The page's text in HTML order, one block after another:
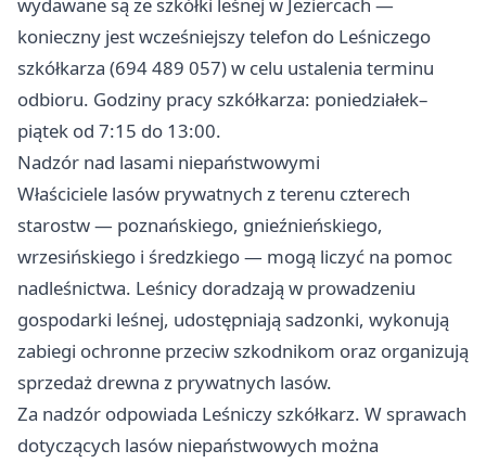
wydawane są ze szkółki leśnej w Jeziercach —
konieczny jest wcześniejszy telefon do Leśniczego
szkółkarza (694 489 057) w celu ustalenia terminu
odbioru. Godziny pracy szkółkarza: poniedziałek–
piątek od 7:15 do 13:00.
Nadzór nad lasami niepaństwowymi
Właściciele lasów prywatnych z terenu czterech
starostw — poznańskiego, gnieźnieńskiego,
wrzesińskiego i średzkiego — mogą liczyć na pomoc
nadleśnictwa. Leśnicy doradzają w prowadzeniu
gospodarki leśnej, udostępniają sadzonki, wykonują
zabiegi ochronne przeciw szkodnikom oraz organizują
sprzedaż drewna z prywatnych lasów.
Za nadzór odpowiada Leśniczy szkółkarz. W sprawach
dotyczących lasów niepaństwowych można